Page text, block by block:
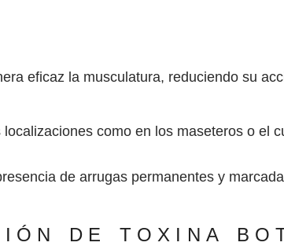
eficaz la musculatura, reduciendo su
como en los maseteros o el
de arrugas permanentes y
DE TOXINA